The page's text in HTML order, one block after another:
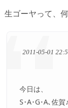
生ゴーヤって、
2011-05-01
今日は、
S･A･G･A､佐賀♪